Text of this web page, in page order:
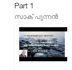
Part 1
സാക് പുന്നൻ